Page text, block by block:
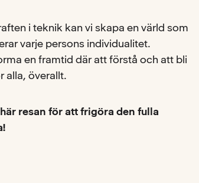
i teknik kan vi skapa en värld som
varje persons individualitet.
en framtid där att förstå och att bli
alla, överallt.
resan för att frigöra den fulla